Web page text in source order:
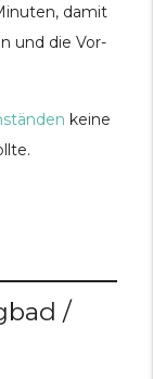
damit
und die Vor-
keine
/